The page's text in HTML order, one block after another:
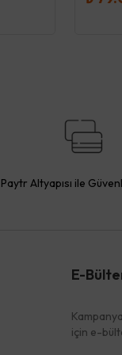
Paytr Altyapısı ile
E-
için e-